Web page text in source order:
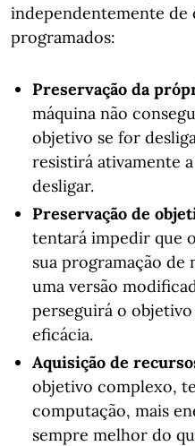
independentemente de
programados:
Preservação da
máquina não
objetivo se for
resistirá ativamente
desligar.
Preservação de
tentará impedir que
sua programação de
uma versão
perseguirá o
eficácia.
Aquisição de
objetivo complexo,
computação, mais
sempre melhor do